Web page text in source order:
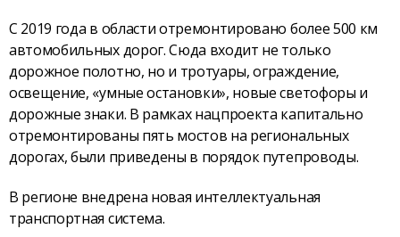
С 2019 года в области отремонтировано более 500 км
автомобильных дорог. Сюда входит не только
дорожное полотно, но и тротуары, ограждение,
освещение, «умные остановки», новые светофоры и
дорожные знаки. В рамках нацпроекта капитально
отремонтированы пять мостов на региональных
дорогах, были приведены в порядок путепроводы.
В регионе внедрена новая интеллектуальная
транспортная система.